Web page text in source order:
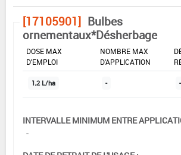
[17105901] Bulbes
ornementaux*Désherbage
DOSE MAX
D'EMPLOI
NOMBRE MAX
D'APPLICATION
1,2 L/ha - -
INTERVALLE MINIMUM ENTRE
-